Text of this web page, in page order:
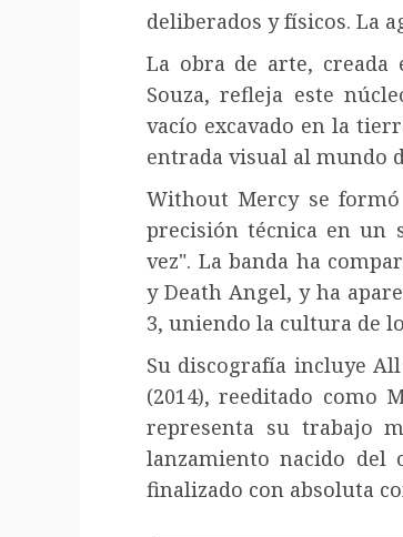
deliberados y físicos. La
La obra de arte, creada
Souza, refleja este
vacío excavado en la
entrada visual al mundo
Without Mercy se
precisión técnica en un
vez". La banda ha
y Death Angel, y ha
3, uniendo la cultura de
Su discografía incluye
(2014), reeditado como
representa su trabajo
lanzamiento nacido del
finalizado con absoluta